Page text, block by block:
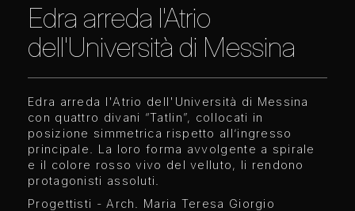
Edra arreda l'Atrio
dell'Università di Messina
Edra arreda l'Atrio dell'Università di Messina
con quattro divani “Tatlin”, collocati in
posizione simmetrica rispetto all’ingresso
principale. La loro forma avvolgente a spirale
e il colore rosso vivo del velluto, li rendono
protagonisti assoluti.
Progettisti - Arch. Maria Teresa Giorgio